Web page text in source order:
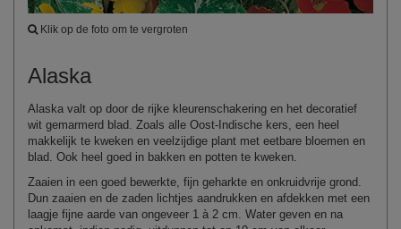
Klik op de foto om te vergroten
Alaska
Alaska valt op door de rijke kleurenschakering en het decoratief
wit gemarmerd blad. Zoals alle Oost‑Indische kers, een heel
makkelijk te kweken en veelzijdige plant met eetbare bloemen en
blad. Ook heel goed in bakken en potten te kweken.
Zaaien in een goed bewerkte, fijn geharkte en onkruidvrije grond.
Dun zaaien en de zaden lichtjes aandrukken en afdekken met een
laagje fijne aarde van ongeveer 1 à 2 cm. Water geven en na